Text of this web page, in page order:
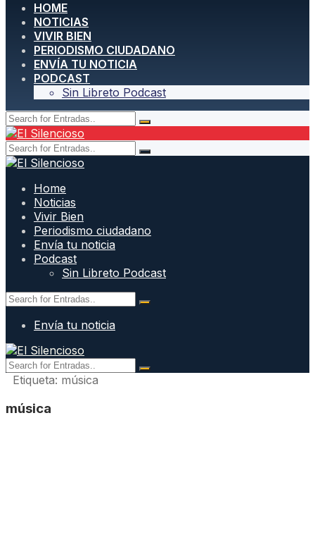
HOME
NOTICIAS
VIVIR BIEN
PERIODISMO CIUDADANO
ENVÍA TU NOTICIA
PODCAST
Sin Libreto Podcast
Home
Noticias
Vivir Bien
Periodismo ciudadano
Envía tu noticia
Podcast
Sin Libreto Podcast
Envía tu noticia
Etiqueta: música
música